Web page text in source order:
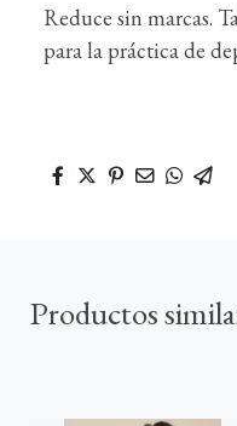
Reduce sin marcas.
para la práctica de
Productos